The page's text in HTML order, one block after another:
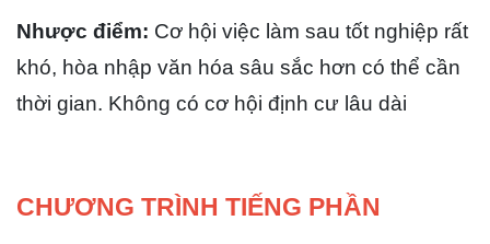
Nhược điểm: Cơ hội việc làm sau tốt nghiệp rất
khó, hòa nhập văn hóa sâu sắc hơn có thể cần
thời gian. Không có cơ hội định cư lâu dài
CHƯƠNG TRÌNH TIẾNG PHẦN